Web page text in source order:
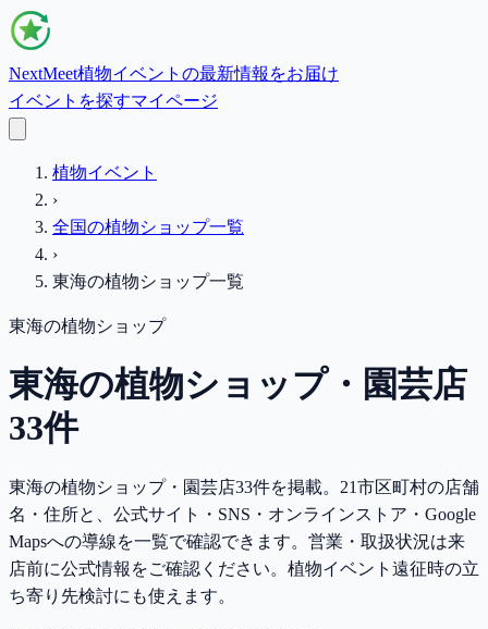
NextMeet植物イベントの最新情報をお届け
イベントを探すマイページ
植物イベント
›
全国の植物ショップ一覧
›
東海の植物ショップ一覧
東海の植物ショップ
東海の植物ショップ・園芸店
33件
東海の植物ショップ・園芸店33件を掲載。21市区町村の店舗
名・住所と、公式サイト・SNS・オンラインストア・Google
Mapsへの導線を一覧で確認できます。営業・取扱状況は来
店前に公式情報をご確認ください。 植物イベント遠征時の立
ち寄り先検討にも使えます。